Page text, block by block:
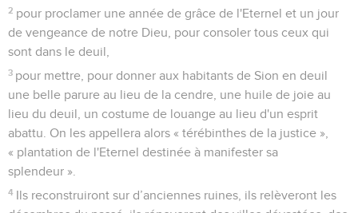
2 pour proclamer une année de grâce de l'Eternel et un jour
de vengeance de notre Dieu, pour consoler tous ceux qui
sont dans le deuil,
3 pour mettre, pour donner aux habitants de Sion en deuil
une belle parure au lieu de la cendre, une huile de joie au
lieu du deuil, un costume de louange au lieu d'un esprit
abattu. On les appellera alors « térébinthes de la justice »,
« plantation de l'Eternel destinée à manifester sa
splendeur ».
4 Ils reconstruiront sur d’anciennes ruines, ils relèveront les